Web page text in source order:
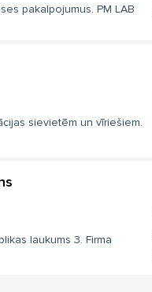
pakalpojumus. PM LAB
sievietēm un vīriešiem.
laukums 3. Firma